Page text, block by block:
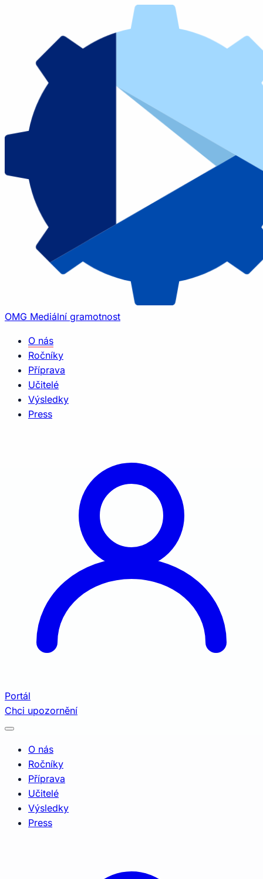
OMG Mediální gramotnost
O nás
Ročníky
Příprava
Učitelé
Výsledky
Press
Portál
Chci upozornění
O nás
Ročníky
Příprava
Učitelé
Výsledky
Press